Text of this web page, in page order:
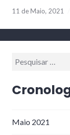
11 de Maio, 2021
Procurar
Maio 2021